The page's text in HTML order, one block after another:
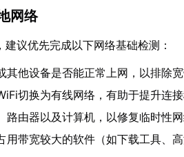
网络
建议优先完成以下网络基础检测：
其他设备是否能正常上网，以排除
切换为有线网络，有助于提升连
路由器以及计算机，以修复临时性
用带宽较大的软件（如下载工具、